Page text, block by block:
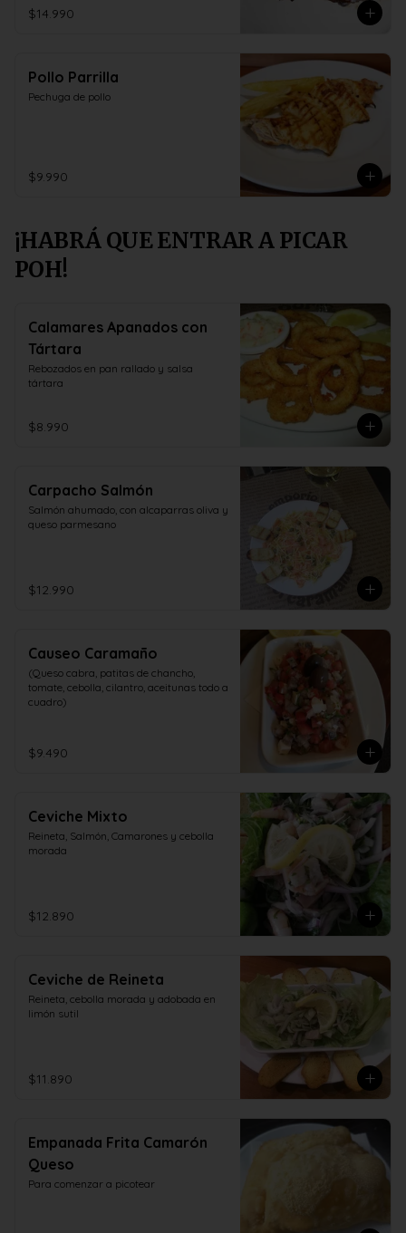
$14.990
Pollo Parrilla
Pechuga de pollo
$9.990
¡HABRÁ QUE ENTRAR A PICAR
POH!
Calamares Apanados con
Tártara
Rebozados en pan rallado y salsa
tártara
$8.990
Carpacho Salmón
Salmón ahumado, con alcaparras oliva y
queso parmesano
$12.990
Causeo Caramaño
(Queso cabra, patitas de chancho,
tomate, cebolla, cilantro, aceitunas todo a
cuadro)
$9.490
Ceviche Mixto
Reineta, Salmón, Camarones y cebolla
morada
$12.890
Ceviche de Reineta
Reineta, cebolla morada y adobada en
limón sutil
$11.890
Empanada Frita Camarón
Queso
Para comenzar a picotear